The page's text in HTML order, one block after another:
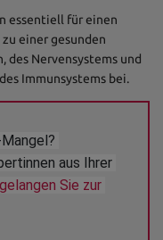
essentiell für einen
einer gesunden
des Nervensystems und
Immunsystems bei.
aus Ihrer
Sie zur